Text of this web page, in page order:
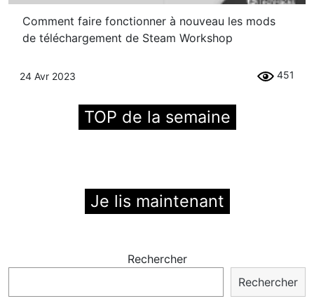
Comment faire fonctionner à nouveau les mods
de téléchargement de Steam Workshop
24 Avr 2023 451
TOP de la semaine
Je lis maintenant
Rechercher
Rechercher